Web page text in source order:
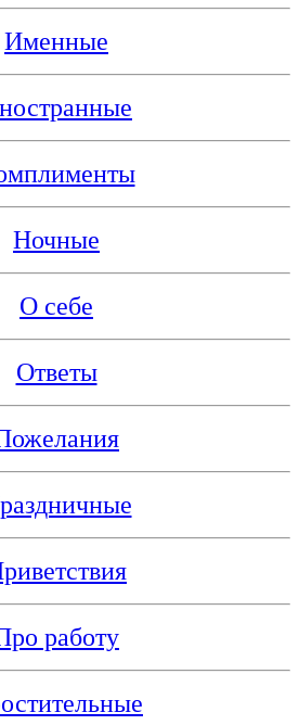
Именные
Ночные
О себе
Ответы
работу